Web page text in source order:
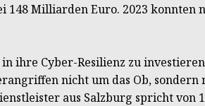
Milliarden Euro. 2023 konnten
ihre Cyber-Resilienz zu
nicht um das Ob, sondern
aus Salzburg spricht von